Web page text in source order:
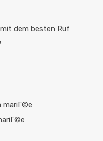
dem besten Ruf
mariГ©e